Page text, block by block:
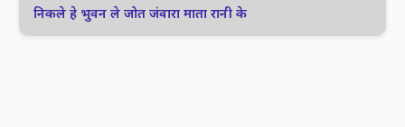
निकले हे भुवन ले जोत जंवारा माता रानी के